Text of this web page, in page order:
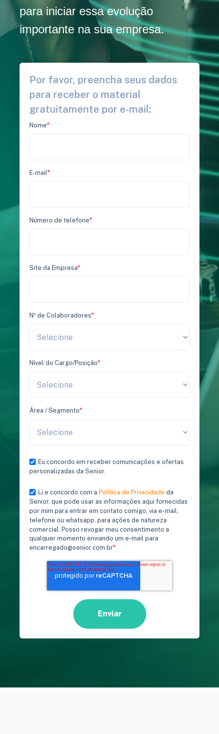
para iniciar essa evolução
importante na sua empresa.
Por favor, preencha seus dados
para receber o material
gratuitamente por e-mail:
Nome*
E-mail*
Número de telefone*
Site da Empresa*
Nº de Colaboradores*
Nível do Cargo/Posição*
Área / Segmento*
Eu concordo em receber comunicações e ofertas
personalizadas da Senior.
Li e concordo com a Política de Privacidade da
Senior, que pode usar as informações aqui fornecidas
por mim para entrar em contato comigo, via e-mail,
telefone ou whatsapp, para ações de natureza
comercial. Posso revogar meu consentimento a
qualquer momento enviando um e-mail para
encarregado@senior.com.br*